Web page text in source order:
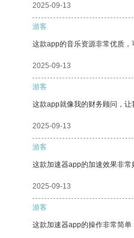
2025-09-13
游客
这款app的音乐资源非常优质，
2025-09-13
游客
这款app就像我的财务顾问，让
2025-09-13
游客
这款加速器app的加速效果非常
2025-09-13
游客
这款加速器app的操作非常简单